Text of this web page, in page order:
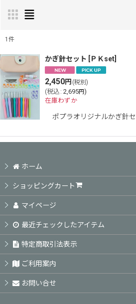
表示数:
並び順:
1 件
かぎ針セット ＰＫset
2,450円 (税別)
(税込 : 2,695円)
在庫わずか
ポプラオリジナルかぎ針
ホーム
ショッピングカート
マイページ
最近チェックしたアイテム
特定商取引法表示
ご利用案内
お問い合せ